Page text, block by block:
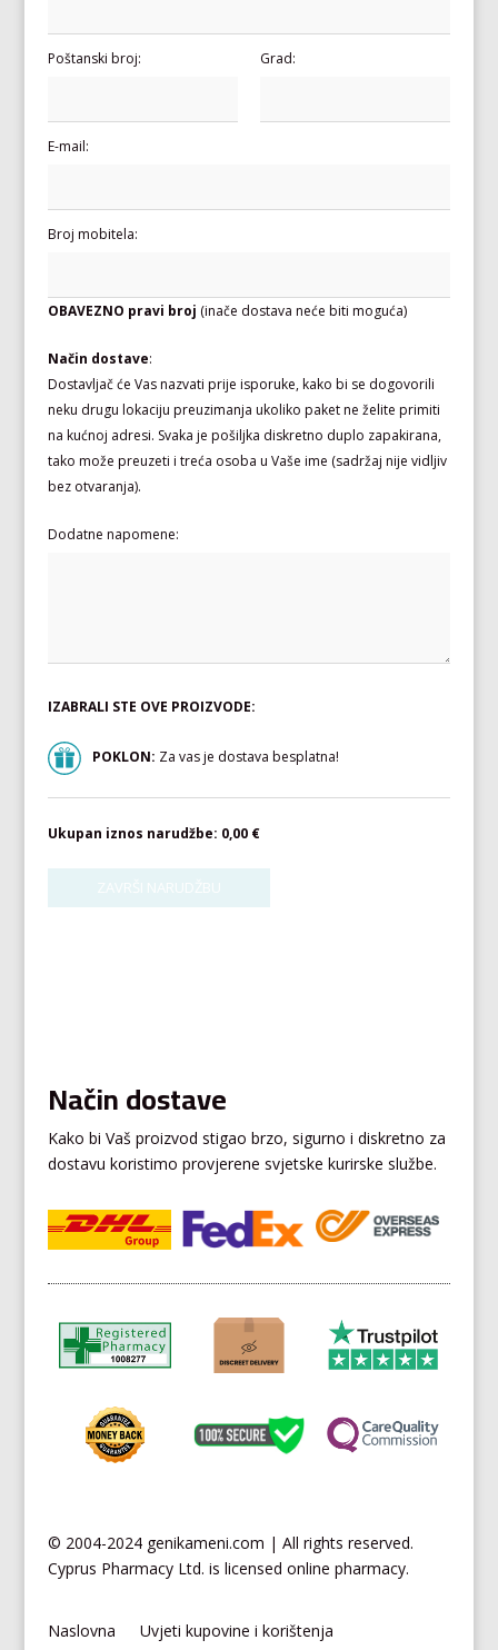
Poštanski broj: Grad:
E-mail:
Broj mobitela:
OBAVEZNO pravi broj (inače dostava neće biti moguća)
Način dostave:
Dostavljač će Vas nazvati prije isporuke, kako bi se dogovorili
neku drugu lokaciju preuzimanja ukoliko paket ne želite primiti
na kućnoj adresi. Svaka je pošiljka diskretno duplo zapakirana,
tako može preuzeti i treća osoba u Vaše ime (sadržaj nije vidljiv
bez otvaranja).
Dodatne napomene:
IZABRALI STE OVE PROIZVODE:
POKLON: Za vas je dostava besplatna!
Ukupan iznos narudžbe: 0,00 €
Način dostave
Kako bi Vaš proizvod stigao brzo, sigurno i diskretno za
dostavu koristimo provjerene svjetske kurirske službe.
© 2004-2024 genikameni.com | All rights reserved.
Cyprus Pharmacy Ltd. is licensed online pharmacy.
Naslovna Uvjeti kupovine i korištenja